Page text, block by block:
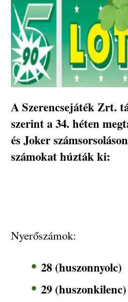
A Szerencsejáték Zrt.
szerint a 34. héten
és Joker
számokat húzták ki:
Nyerőszámok:
28 (huszonnyolc)
29 (huszonkilenc)